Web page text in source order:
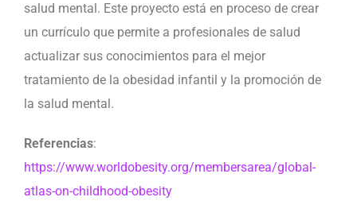
salud mental. Este proyecto está en proceso de crear
un currículo que permite a profesionales de salud
actualizar sus conocimientos para el mejor
tratamiento de la obesidad infantil y la promoción de
la salud mental.
Referencias:
https://www.worldobesity.org/membersarea/global-
atlas-on-childhood-obesity